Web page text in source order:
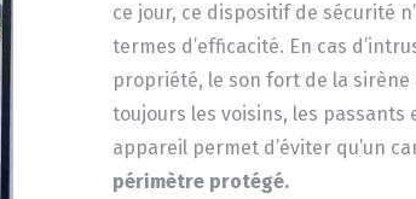
ce jour, ce dispositif de sécurité
termes d’efficacité. En cas
propriété, le son fort de la sirène
toujours les voisins, les
appareil permet d’éviter qu’un
périmètre protégé.